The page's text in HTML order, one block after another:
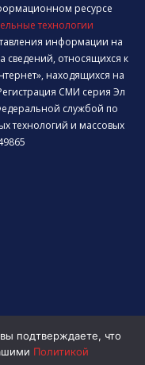
ресурсе
технологии
информации на
сведений, относящихся к
находящихся на
СМИ серия Эл
службой по
технологий и массовых
подтверждаете, что
Политикой